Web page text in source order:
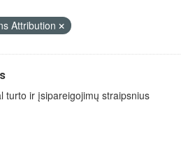
Attribution
turto ir įsipareigojimų straipsnius